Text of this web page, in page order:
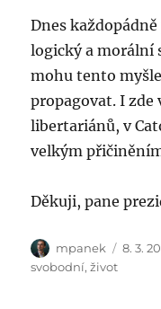
Dnes
logický a morální
mohu tento
propagovat. I
libertariánů, v
velkým
Děkuji, pane
Author
mpanek 8. 3.
svobodní,život